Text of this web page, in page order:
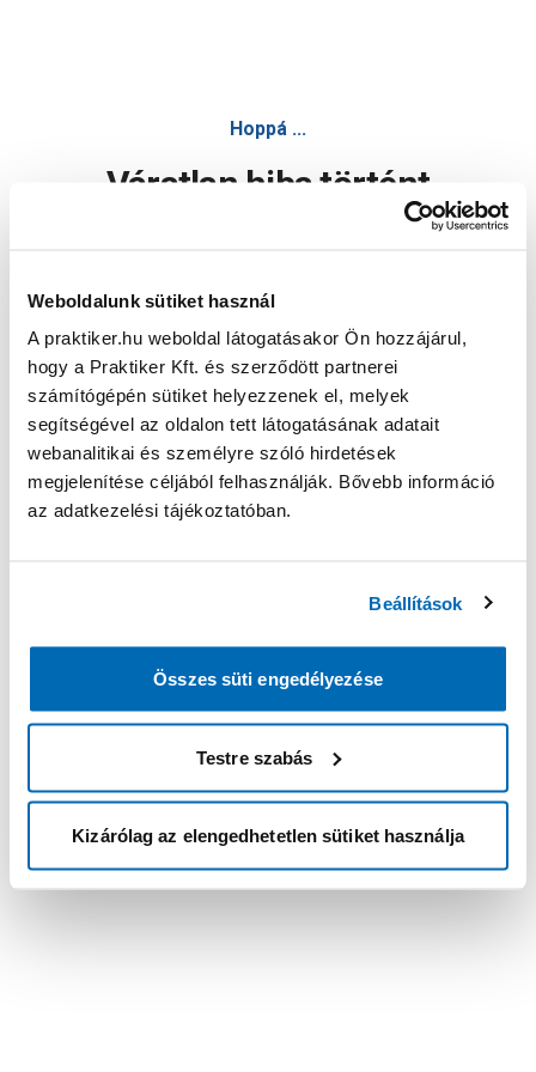
Weboldalunk sütiket használ
A praktiker.hu weboldal látogatásakor Ön hozzájárul,
hogy a Praktiker Kft. és szerződött partnerei
számítógépén sütiket helyezzenek el, melyek
segítségével az oldalon tett látogatásának adatait
webanalitikai és személyre szóló hirdetések
megjelenítése céljából felhasználják. Bővebb információ
az adatkezelési tájékoztatóban.
Beállítások
Összes süti engedélyezése
Testre szabás
Kizárólag az elengedhetetlen sütiket használja
Hoppá ...
Váratlan hiba történt
Oldal újratöltése